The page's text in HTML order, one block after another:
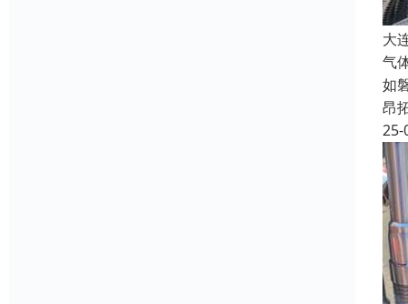
大
气
如
昂
25-